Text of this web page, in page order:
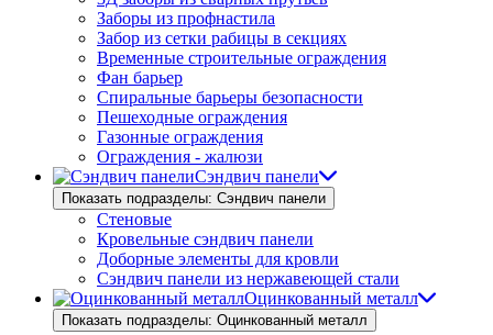
Заборы из профнастила
Забор из сетки рабицы в секциях
Временные строительные ограждения
Фан барьер
Спиральные барьеры безопасности
Пешеходные ограждения
Газонные ограждения
Ограждения - жалюзи
Сэндвич панели
Показать подразделы: Сэндвич панели
Стеновые
Кровельные сэндвич панели
Доборные элементы для кровли
Сэндвич панели из нержавеющей стали
Оцинкованный металл
Показать подразделы: Оцинкованный металл